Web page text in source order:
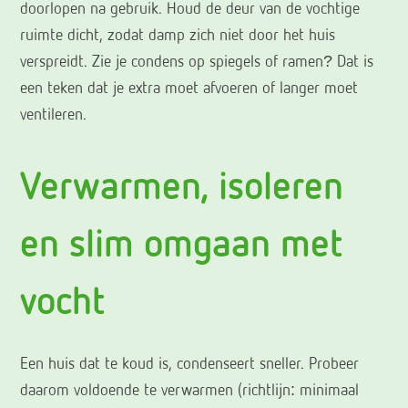
doorlopen na gebruik. Houd de deur van de vochtige
ruimte dicht, zodat damp zich niet door het huis
verspreidt. Zie je condens op spiegels of ramen? Dat is
een teken dat je extra moet afvoeren of langer moet
ventileren.
Verwarmen, isoleren
en slim omgaan met
vocht
Een huis dat te koud is, condenseert sneller. Probeer
daarom voldoende te verwarmen (richtlijn: minimaal